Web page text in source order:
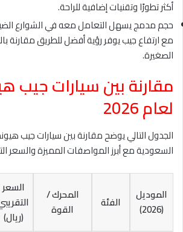
أكثر تطورًا وتقنيات إضافية للراحة.
حجم مدمج يسهل التعامل معه في الشوارع
مع ارتفاع جيب يوفر رؤية أفضل للطريق مقارنة
الصغيرة.
مقارنة بين سيارات جيب
لعام 2026
السعودية مع أبرز المواصفات المميزة والسعر
الموديل
(2026)
الفئة
المحرك /
القوة
السعر
(ريال)